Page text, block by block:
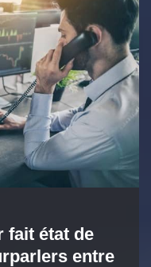
fait état de
entre